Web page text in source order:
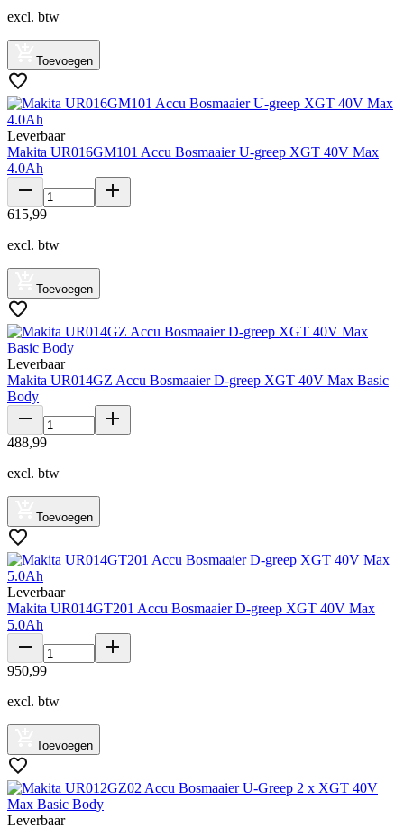
excl. btw
Toevoegen
Leverbaar
Makita UR016GM101 Accu Bosmaaier U-greep XGT 40V Max
4.0Ah
615,99
excl. btw
Toevoegen
Leverbaar
Makita UR014GZ Accu Bosmaaier D-greep XGT 40V Max Basic
Body
488,99
excl. btw
Toevoegen
Leverbaar
Makita UR014GT201 Accu Bosmaaier D-greep XGT 40V Max
5.0Ah
950,99
excl. btw
Toevoegen
Leverbaar